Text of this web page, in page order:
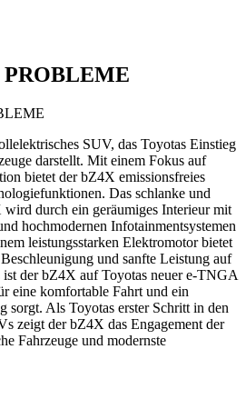
SUV, das Toyotas Einstieg
darstellt. Mit einem Fokus auf
bietet der bZ4X emissionsfreies
Das schlanke und
durch ein geräumiges Interieur mit
hochmodernen Infotainmentsystemen
leistungsstarken Elektromotor bietet
und sanfte Leistung auf
ist der bZ4X auf Toyotas neuer e-TNGA
eine komfortable Fahrt und ein
sorgt. Als Toyotas erster Schritt in den
zeigt der bZ4X das Engagement der
Fahrzeuge und modernste